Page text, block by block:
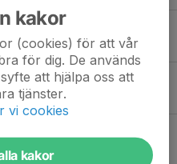
succé!
kakor
(cookies) för att vår
för dig. De används
att hjälpa oss att
tjänster.
vi cookies
kakor